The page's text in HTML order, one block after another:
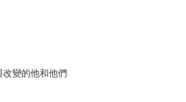
變的他和他們